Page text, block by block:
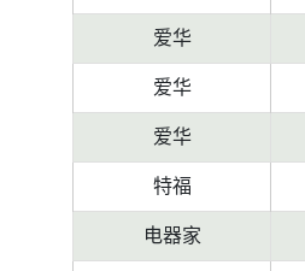
爱华
爱华
爱华
特福
电器家